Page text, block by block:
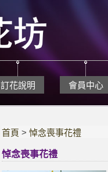
訂花說明 會員中心
首頁 >悼念喪事花禮
悼念喪事花禮